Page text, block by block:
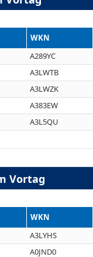
WKN
A289YC
A3LWTB
A3LWZK
A383EW
A3L5QU
Vortag
WKN
A3LYHS
A0JND0